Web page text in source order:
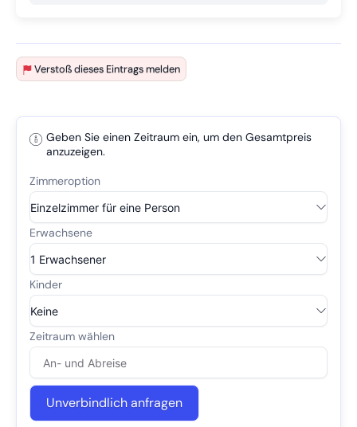
Verstoß dieses Eintrags melden
Geben Sie einen Zeitraum ein, um den Gesamtpreis
anzuzeigen.
Unverbindlich anfragen